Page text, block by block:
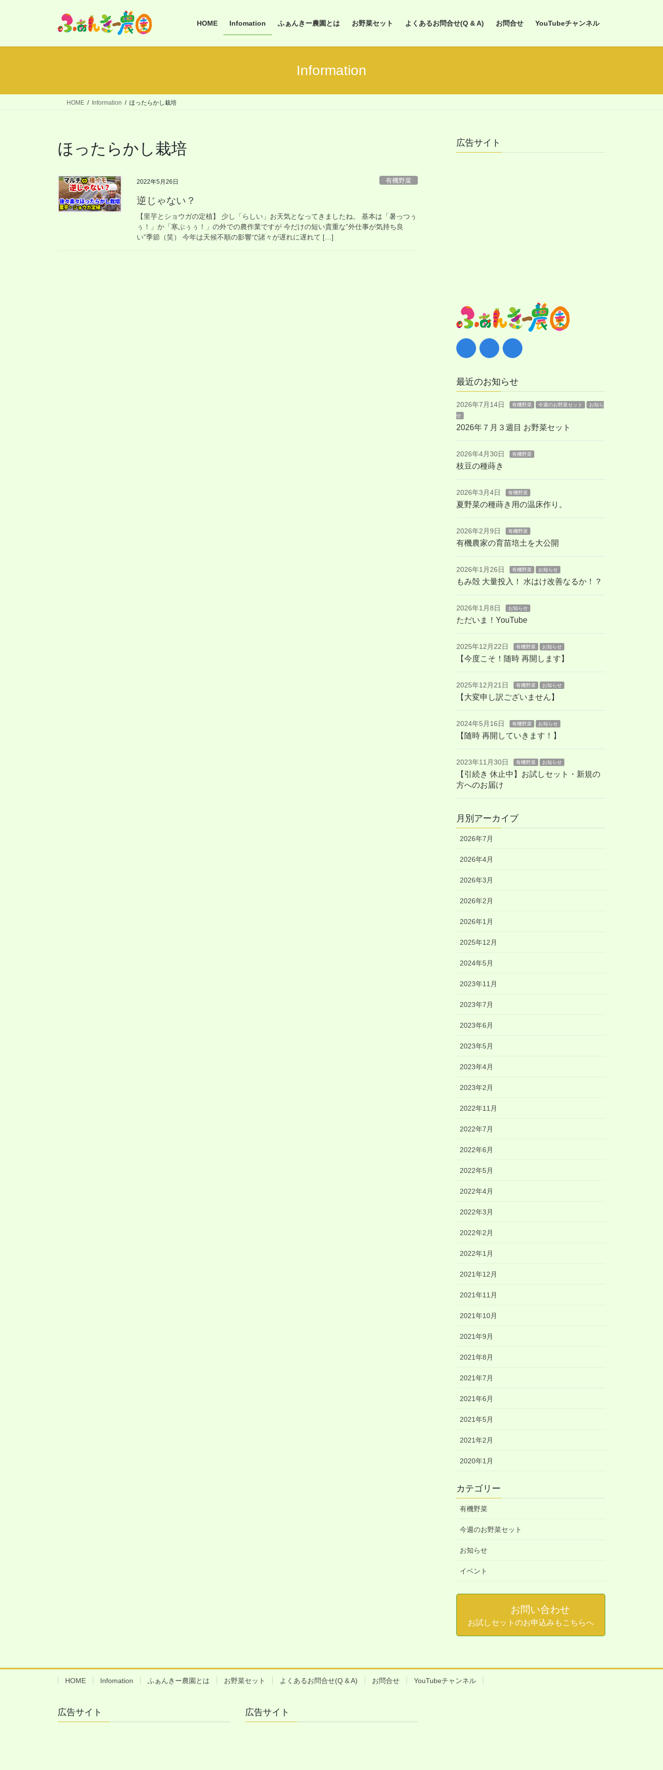
HOME Infomation ふぁんきー農園とは お野菜セット よくあるお問合せ(Q & A) お問合せ YouTubeチャンネル
Information
HOME Information ほったらかし栽培
ほったらかし栽培
2022年5月26日 有機野菜
逆じゃない？
【里芋とショウガの定植】 少し「らしい」お天気となってきましたね。 基本は「暑っつぅ
ぅ！」か「寒ぶぅぅ！」の外での農作業ですが 今だけの短い貴重な”外仕事が気持ち良
い”季節（笑） 今年は天候不順の影響で諸々が遅れに遅れて […]
広告サイト
最近のお知らせ
2026年7月14日 有機野菜 今週のお野菜セット
お知ら
せ
2026年７月３週目 お野菜セット
2026年4月30日 有機野菜
枝豆の種蒔き
2026年3月4日 有機野菜
夏野菜の種蒔き用の温床作り。
2026年2月9日 有機野菜
有機農家の育苗培土を大公開
2026年1月26日 有機野菜 お知らせ
もみ殻 大量投入！ 水はけ改善なるか！？
2026年1月8日 お知らせ
ただいま！YouTube
2025年12月22日 有機野菜 お知らせ
【今度こそ！随時 再開します】
2025年12月21日 有機野菜 お知らせ
【大変申し訳ございません】
2024年5月16日 有機野菜 お知らせ
【随時 再開していきます！】
2023年11月30日 有機野菜 お知らせ
【引続き 休止中】お試しセット・新規の
方へのお届け
月別アーカイブ
2026年7月
2026年4月
2026年3月
2026年2月
2026年1月
2025年12月
2024年5月
2023年11月
2023年7月
2023年6月
2023年5月
2023年4月
2023年2月
2022年11月
2022年7月
2022年6月
2022年5月
2022年4月
2022年3月
2022年2月
2022年1月
2021年12月
2021年11月
2021年10月
2021年9月
2021年8月
2021年7月
2021年6月
2021年5月
2021年2月
2020年1月
カテゴリー
有機野菜
今週のお野菜セット
お知らせ
イベント
お問い合わせ
お試しセットのお申込みもこちらへ
HOME Infomation ふぁんきー農園とは お野菜セット よくあるお問合せ(Q & A) お問合せ YouTubeチャンネル
広告サイト 広告サイト